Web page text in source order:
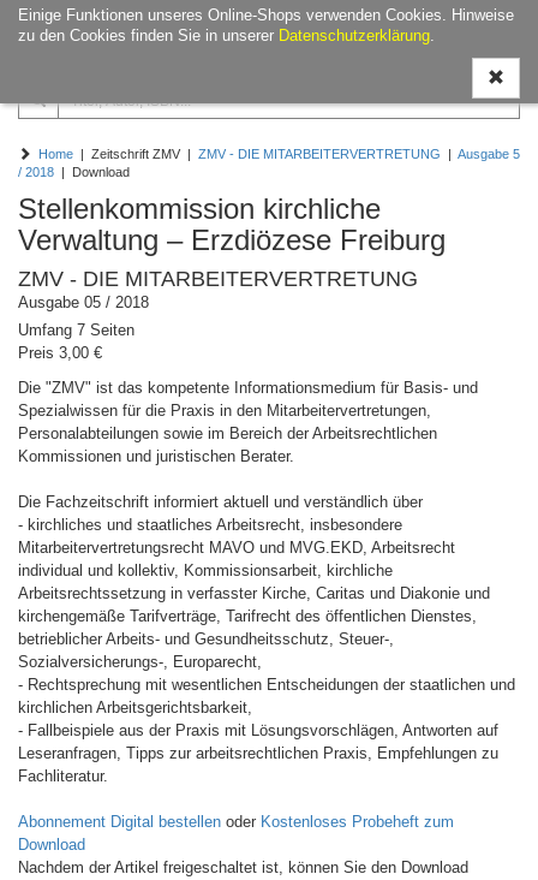
Einige Funktionen unseres Online-Shops verwenden Cookies. Hinweise
zu den Cookies finden Sie in unserer Datenschutzerklärung.
ein-/
Home | Zeitschrift ZMV | ZMV - DIE MITARBEITERVERTRETUNG | Ausgabe 5
/ 2018 | Download
Stellenkommission kirchliche
Verwaltung – Erzdiözese Freiburg
ZMV - DIE MITARBEITERVERTRETUNG
Ausgabe 05 / 2018
Umfang 7 Seiten
Preis 3,00 €
Die "ZMV" ist das kompetente Informationsmedium für Basis- und
Spezialwissen für die Praxis in den Mitarbeitervertretungen,
Personalabteilungen sowie im Bereich der Arbeitsrechtlichen
Kommissionen und juristischen Berater.
Die Fachzeitschrift informiert aktuell und verständlich über
- kirchliches und staatliches Arbeitsrecht, insbesondere
Mitarbeitervertretungsrecht MAVO und MVG.EKD, Arbeitsrecht
individual und kollektiv, Kommissionsarbeit, kirchliche
Arbeitsrechtssetzung in verfasster Kirche, Caritas und Diakonie und
kirchengemäße Tarifverträge, Tarifrecht des öffentlichen Dienstes,
betrieblicher Arbeits- und Gesundheitsschutz, Steuer-,
Sozialversicherungs-, Europarecht,
- Rechtsprechung mit wesentlichen Entscheidungen der staatlichen und
kirchlichen Arbeitsgerichtsbarkeit,
- Fallbeispiele aus der Praxis mit Lösungsvorschlägen, Antworten auf
Leseranfragen, Tipps zur arbeitsrechtlichen Praxis, Empfehlungen zu
Fachliteratur.
Abonnement Digital bestellen oder Kostenloses Probeheft zum
Download
Nachdem der Artikel freigeschaltet ist, können Sie den Download